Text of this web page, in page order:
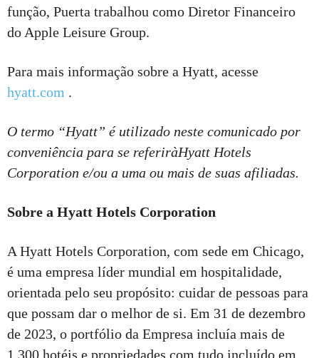
função, Puerta trabalhou como Diretor Financeiro
do Apple Leisure Group.
Para mais informação sobre a Hyatt, acesse
hyatt.com .
O termo “Hyatt” é utilizado neste comunicado por
conveniência para se referiràHyatt Hotels
Corporation e/ou a uma ou mais de suas afiliadas.
Sobre a Hyatt Hotels Corporation
A Hyatt Hotels Corporation, com sede em Chicago,
é uma empresa líder mundial em hospitalidade,
orientada pelo seu propósito: cuidar de pessoas para
que possam dar o melhor de si. Em 31 de dezembro
de 2023, o portfólio da Empresa incluía mais de
1.300 hotéis e propriedades com tudo incluído em